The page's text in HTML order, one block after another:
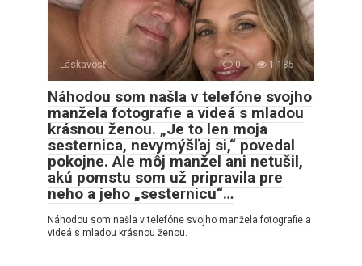
Láskavosť 0 1 135
Náhodou som našla v telefóne svojho
manžela fotografie a videá s mladou
krásnou ženou. „Je to len moja
sesternica, nevymýšľaj si,“ povedal
pokojne. Ale môj manžel ani netušil,
akú pomstu som už pripravila pre
neho a jeho „sesternicu“…
Náhodou som našla v telefóne svojho manžela fotografie a
videá s mladou krásnou ženou.